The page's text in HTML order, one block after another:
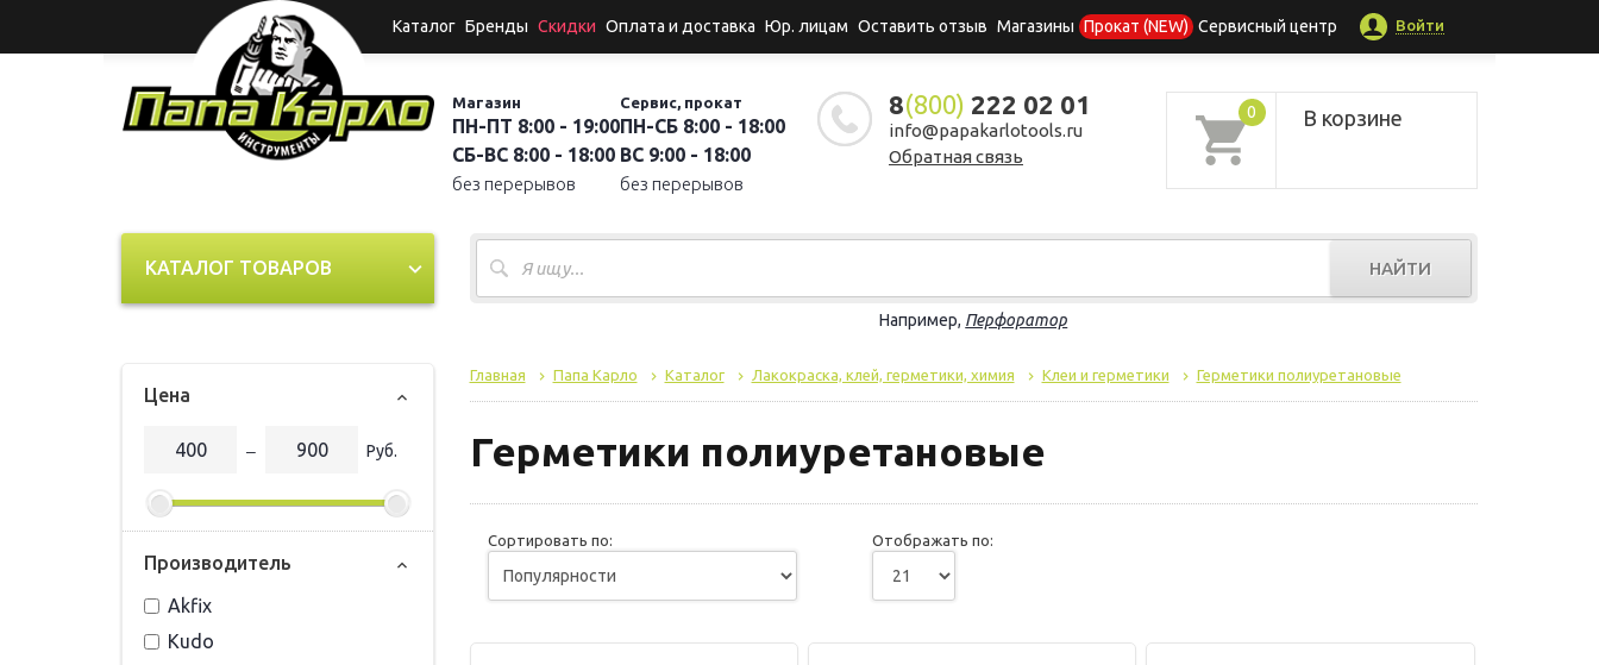
Каталог Бренды Скидки Оплата и доставка Юр. лицам Оставить отзыв Магазины Прокат (NEW) Сервисный центр Войти
Магазин
ПН-ПТ 8:00 - 19:00
СБ-ВС 8:00 - 18:00
без перерывов
Сервис, прокат
ПН-СБ 8:00 - 18:00
ВС 9:00 - 18:00
без перерывов
8(800) 222 02 01
info@papakarlotools.ru
Обратная связь
0 В корзине
НАЙТИ
Например, Перфоратор
КАТАЛОГ ТОВАРОВ
Цена
‒ Руб.
Прoизвoдитель
Akfix
Kudo
Главная Папа Карло Каталог Лакокраска, клей, герметики, химия Клеи и герметики Герметики полиуретановые
Герметики полиуретановые
Сортировать по: Отображать по: